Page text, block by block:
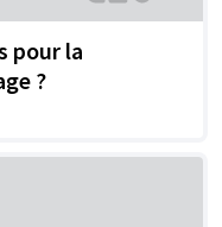
pour la
?